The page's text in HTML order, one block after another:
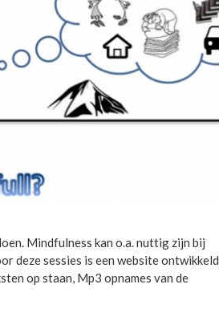
Mindfulness kan o.a. nuttig zijn bij
deze sessies is een website ontwikkeld
op staan, Mp3 opnames van de